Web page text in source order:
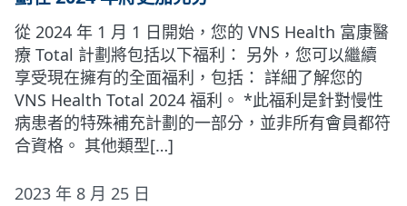
從 2024 年 1 月 1 日開始，您的 VNS Health 富康醫
療 Total 計劃將包括以下福利： 另外，您可以繼續
享受現在擁有的全面福利，包括： 詳細了解您的
VNS Health Total 2024 福利。 *此福利是針對慢性
病患者的特殊補充計劃的一部分，並非所有會員都符
合資格。 其他類型[…]
2023 年 8 月 25 日